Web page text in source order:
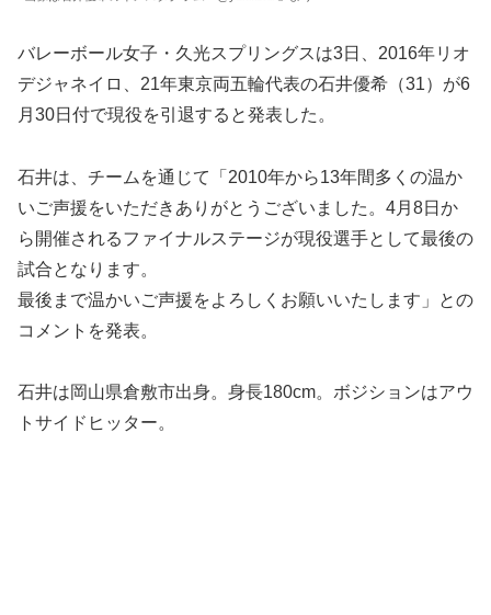
バレーボール女子・久光スプリングスは3日、2016年リオ
デジャネイロ、21年東京両五輪代表の石井優希（31）が6
月30日付で現役を引退すると発表した。
石井は、チームを通じて「2010年から13年間多くの温か
いご声援をいただきありがとうございました。4⽉8⽇か
ら開催されるファイナルステージが現役選⼿として最後の
試合となります。
最後まで温かいご声援をよろしくお願いいたします」との
コメントを発表。
石井は岡山県倉敷市出身。身長180cm。ボジションはアウ
トサイドヒッター。